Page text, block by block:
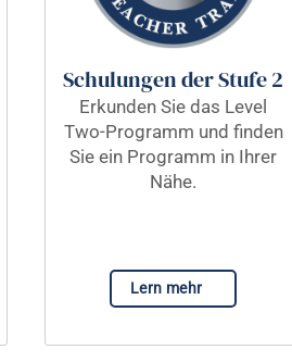
Schulungen der Stufe 2
Erkunden Sie das Level
Two-Programm und finden
Sie ein Programm in Ihrer
Nähe.
Lern mehr